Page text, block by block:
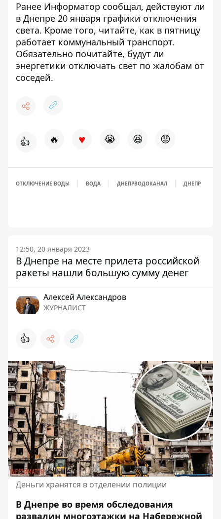
Ранее Информатор сообщал, действуют ли
в Днепре 20 января графики отключения
света. Кроме того, читайте, как в пятницу
работает коммунальный транспорт.
Обязательно почитайте, будут ли
энергетики отключать свет по жалобам от
соседей.
👍 🔥 ♥ 😭 😆 😡
ОТКЛЮЧЕНИЕ ВОДЫ ВОДА ДНЕПРВОДОКАНАЛ ДНЕПР
12:50, 20 января 2023
В Днепре на месте прилета российской
ракеты нашли большую сумму денег
Алексей Александров
ЖУРНАЛИСТ
👍
Деньги хранятся в отделении полиции
В Днепре во время обследования
развалин многоэтажки на Набережной